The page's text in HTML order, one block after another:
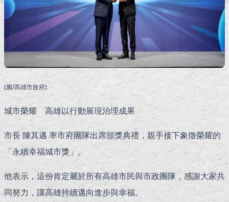
(圖/高雄市政府)
城市榮耀 高雄以行動展現治理成果
市長 陳其邁 率市府團隊出席頒獎典禮，親手接下象徵榮耀的
「永續幸福城市獎」。
他表示，這份肯定屬於所有高雄市民與市政團隊，感謝大家共
同努力，讓高雄持續邁向進步與幸福。